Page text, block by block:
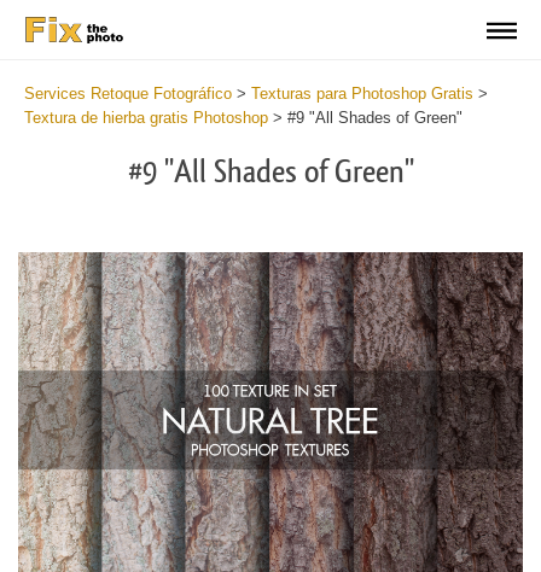
Services Retoque Fotográfico > Texturas para Photoshop Gratis >
Textura de hierba gratis Photoshop > #9 "All Shades of Green"
#9 "All Shades of Green"